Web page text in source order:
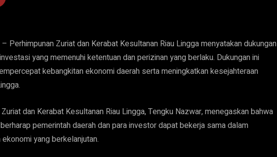
Perhimpunan Zuriat dan Kerabat Kesultanan Riau Lingga menyatakan dukungan
yang memenuhi ketentuan dan perizinan yang berlaku. Dukungan ini
kebangkitan ekonomi daerah serta meningkatkan kesejahteraan
dan Kerabat Kesultanan Riau Lingga, Tengku Nazwar, menegaskan bahwa
pemerintah daerah dan para investor dapat bekerja sama dalam
yang berkelanjutan.